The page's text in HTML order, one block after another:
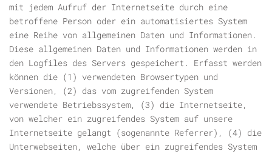
mit jedem Aufruf der Internetseite durch eine
betroffene Person oder ein automatisiertes System
eine Reihe von allgemeinen Daten und Informationen.
Diese allgemeinen Daten und Informationen werden in
den Logfiles des Servers gespeichert. Erfasst werden
können die (1) verwendeten Browsertypen und
Versionen, (2) das vom zugreifenden System
verwendete Betriebssystem, (3) die Internetseite,
von welcher ein zugreifendes System auf unsere
Internetseite gelangt (sogenannte Referrer), (4) die
Unterwebseiten, welche über ein zugreifendes System